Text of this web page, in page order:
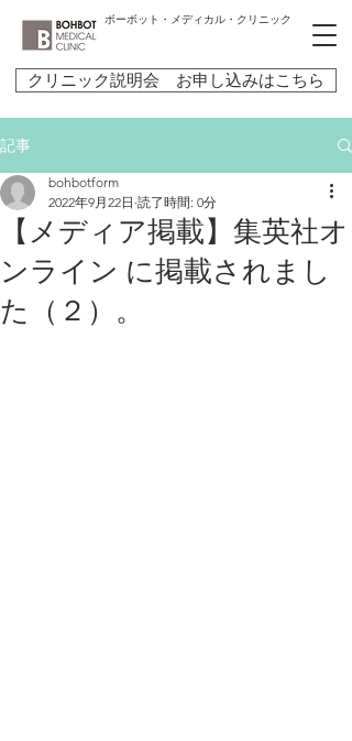
クリニック説明会 お申し込みはこちら
ボーボット・メディカル・クリニック
記事
【メディア掲載】集英社オ
ンライン に掲載されまし
た（２）。
bohbotform
2022年9月22日 読了時間: 0分